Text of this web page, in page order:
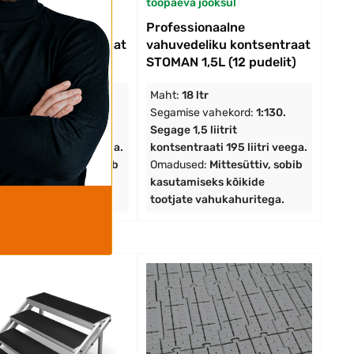
jooksul
kontsentraat
1,5L (3 pudelit)
vahekord:1:130.
1,5 liitrit
195 liitri veega.
Mittesüttiv, sobib
kõikide
tööpäeva jooksul
Professionaalne
vahuvedeliku kontsentraat
STOMAN 1,5L (12 pudelit)
Maht: 18 ltr
Segamise vahekord: 1:130.
Segage 1,5 liitrit
kontsentraati 195 liitri veega.
Omadused: Mittesüttiv, sobib
kasutamiseks kõikide
tootjate vahukahuritega.